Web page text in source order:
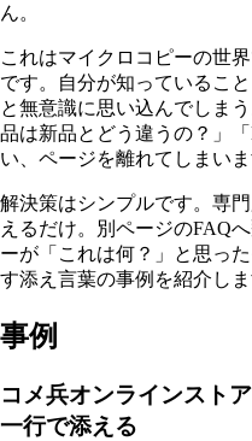
ん。
これはマイクロコピーの世
です。自分が知っているこ
と無意識に思い込んでしま
品は新品とどう違うの？」
い、ページを離れてしまいま
解決策はシンプルです。専
えるだけ。別ページのFAQ
ーが「これは何？」と思っ
す添え言葉の事例を紹介しま
事例
コメ兵オンラインスト
一行で添える